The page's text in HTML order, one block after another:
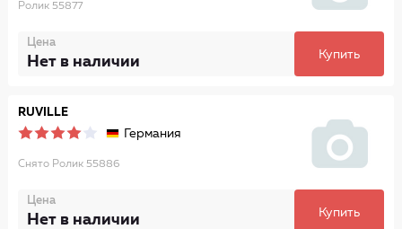
Ролик 55877
Цена
Нет в наличии Купить
RUVILLE
Германия
Снято Ролик 55886
Цена
Нет в наличии Купить